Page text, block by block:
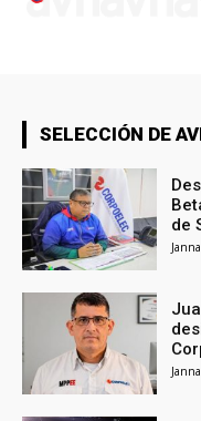
SELECCIÓN DE
de